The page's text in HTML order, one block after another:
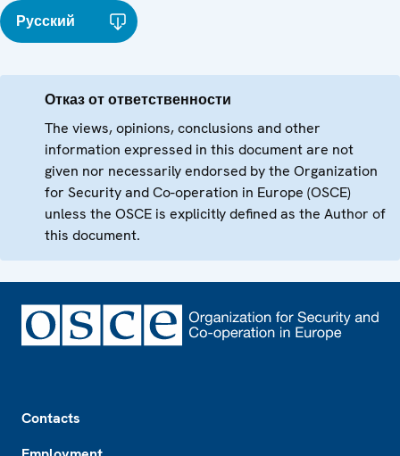
Русский
Отказ от ответственности
The views, opinions, conclusions and other
information expressed in this document are not
given nor necessarily endorsed by the Organization
for Security and Co-operation in Europe (OSCE)
unless the OSCE is explicitly defined as the Author of
this document.
Contacts